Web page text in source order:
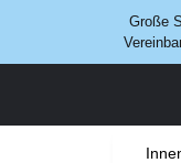
Große